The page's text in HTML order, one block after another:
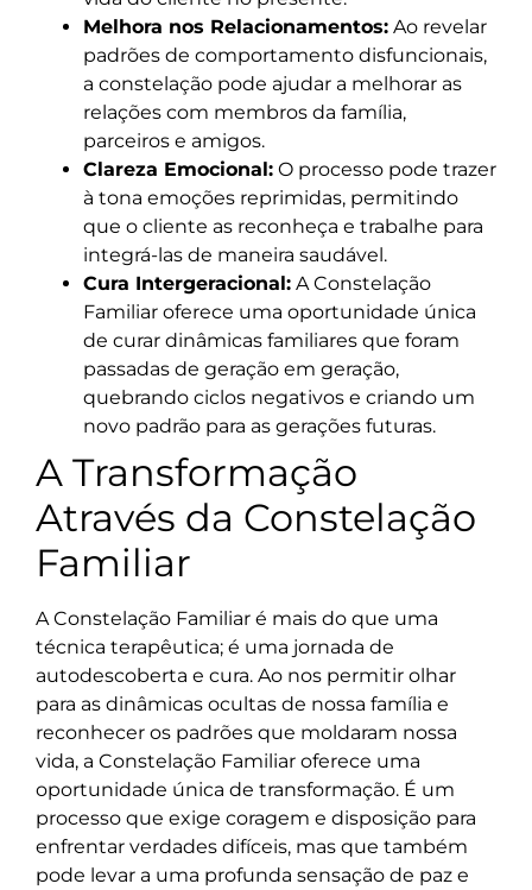
Melhora nos Relacionamentos: Ao revelar
padrões de comportamento disfuncionais,
a constelação pode ajudar a melhorar as
relações com membros da família,
parceiros e amigos.
Clareza Emocional: O processo pode trazer
à tona emoções reprimidas, permitindo
que o cliente as reconheça e trabalhe para
integrá-las de maneira saudável.
Cura Intergeracional: A Constelação
Familiar oferece uma oportunidade única
de curar dinâmicas familiares que foram
passadas de geração em geração,
quebrando ciclos negativos e criando um
novo padrão para as gerações futuras.
A Transformação
Através da Constelação
Familiar
A Constelação Familiar é mais do que uma
técnica terapêutica; é uma jornada de
autodescoberta e cura. Ao nos permitir olhar
para as dinâmicas ocultas de nossa família e
reconhecer os padrões que moldaram nossa
vida, a Constelação Familiar oferece uma
oportunidade única de transformação. É um
processo que exige coragem e disposição para
enfrentar verdades difíceis, mas que também
pode levar a uma profunda sensação de paz e